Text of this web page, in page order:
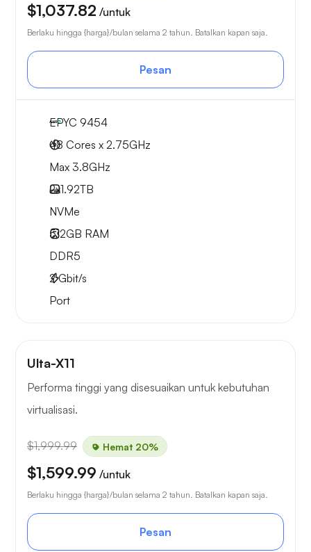
$1,037.82 /untuk
Berlaku hingga {harga}/bulan selama 2 tahun. Batalkan kapan saja.
Pesan
EPYC 9454
48 Cores x 2.75GHz
Max 3.8GHz
2x1.92TB
NVMe
512GB RAM
DDR5
2Gbit/s
Port
Ulta-X11
Performa tinggi yang disesuaikan untuk kebutuhan
virtualisasi.
$1,999.99 Hemat 20%
$1,599.99 /untuk
Berlaku hingga {harga}/bulan selama 2 tahun. Batalkan kapan saja.
Pesan